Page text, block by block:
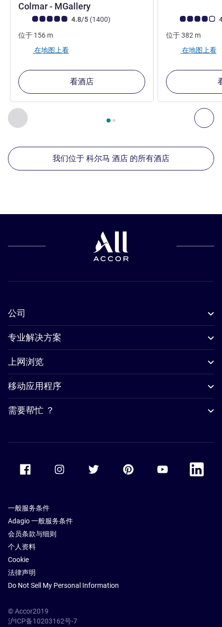
上一个 - 我们在附近的其他酒店 下
第 1页，共 , 我们在附近的其他酒店 1 :, 我们在附近的
Colmar - MGallery
客户意见评级 (ALL 评级)
4.8/5 (1400评论
)
位于 156 m
在地图上看
看酒店
客户意见评级
位于382 m
在地图上看
我们位于 科尔马 酒店 的所有酒店
公司
专业解决方案
上网浏览
移动应用程序
需要帮忙 ？
Accor Youtube
Accor
一般服务条件
Adagio 一般服务条件
会员条款与细则
个人资料
Cookie
法律声明
Do Not Sell My Personal Information
© Accor2019
沪ICP备10203162号-7